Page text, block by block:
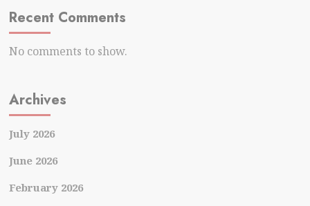
Recent Comments
No comments to show.
Archives
July 2026
June 2026
February 2026